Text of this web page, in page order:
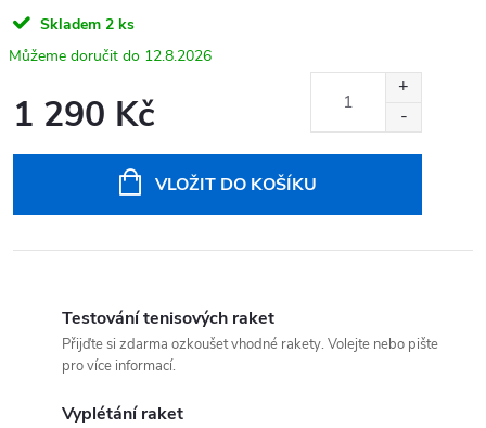
Skladem 2 ks
12.8.2026
1 290 Kč
VLOŽIT DO KOŠÍKU
Testování tenisových raket
Přijďte si zdarma ozkoušet vhodné rakety. Volejte nebo pište
pro více informací.
Vyplétání raket